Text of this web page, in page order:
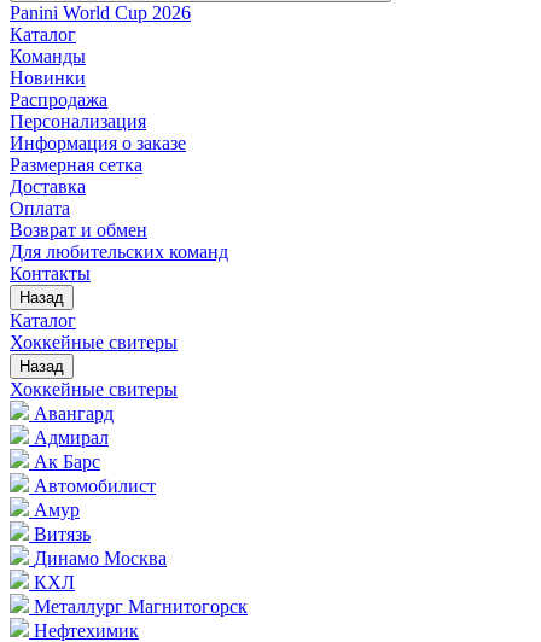
Panini World Cup 2026
Каталог
Команды
Новинки
Распродажа
Персонализация
Информация о заказе
Размерная сетка
Доставка
Оплата
Возврат и обмен
Для любительских команд
Контакты
Назад
Каталог
Хоккейные свитеры
Назад
Хоккейные свитеры
Авангард
Адмирал
Ак Барс
Автомобилист
Амур
Витязь
Динамо Москва
КХЛ
Металлург Магнитогорск
Нефтехимик